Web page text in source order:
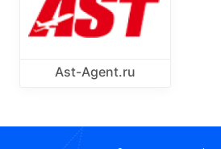
Ast-Agent.ru